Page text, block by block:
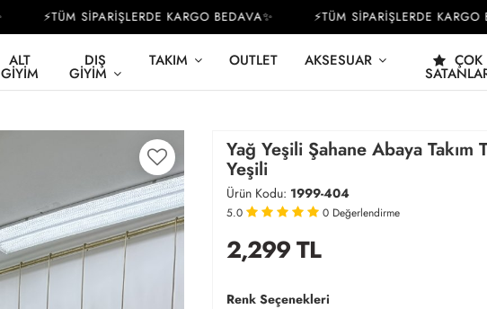
⚡TÜM SİPARİŞLERDE KARGO BEDAVA✨ ⚡TÜM SİPARİŞLERDE KARGO
ALT
GIYIM
DIŞ
GIYIM
TAKIM OUTLET AKSESUAR ÇOK
Yağ Yeşili Şahane Abaya Takım
Yeşili
Ürün Kodu: 1999-404
5.0 0 Değerlendirme
2,299TL
Renk Seçenekleri